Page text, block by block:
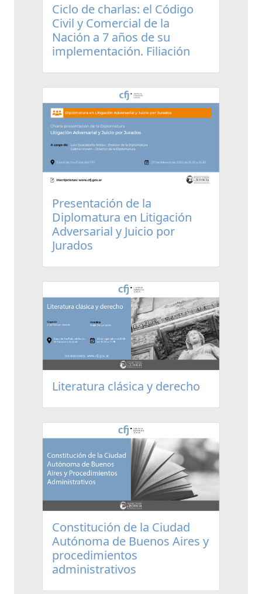
Ciclo de charlas: el Código
Civil y Comercial de la
Nación a 7 años de su
implementación. Filiación
Presentación de la
Diplomatura en Litigación
Adversarial y Juicio por
Jurados
Literatura clásica y derecho
Constitución de la Ciudad
Autónoma de Buenos Aires y
procedimientos
administrativos